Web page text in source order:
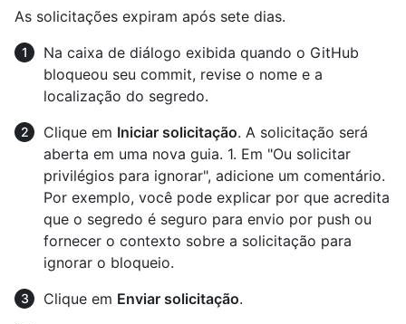
As solicitações expiram após sete dias.
Na caixa de diálogo exibida quando o GitHub
bloqueou seu commit, revise o nome e a
localização do segredo.
Clique em Iniciar solicitação. A solicitação será
aberta em uma nova guia. 1. Em "Ou solicitar
privilégios para ignorar", adicione um comentário.
Por exemplo, você pode explicar por que acredita
que o segredo é seguro para envio por push ou
fornecer o contexto sobre a solicitação para
ignorar o bloqueio.
Clique em Enviar solicitação.